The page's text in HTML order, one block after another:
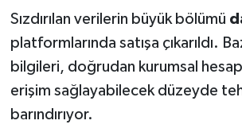
Sızdırılan verilerin büyük bölümü
platformlarında satışa çıkarıldı.
bilgileri, doğrudan kurumsal
erişim sağlayabilecek düzeyde
barındırıyor.